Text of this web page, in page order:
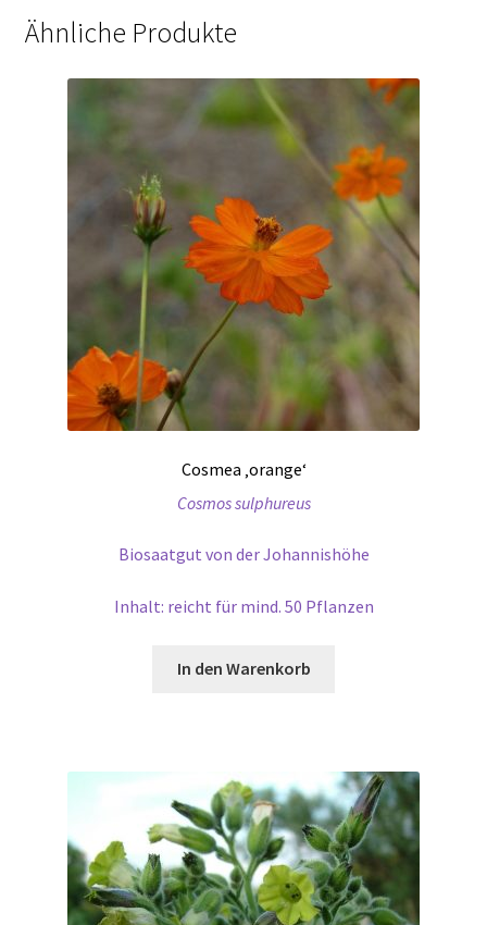
Ähnliche Produkte
Cosmea ‚orange‘
Cosmos sulphureus
Biosaatgut von der Johannishöhe
Inhalt: reicht für mind. 50 Pflanzen
In den Warenkorb